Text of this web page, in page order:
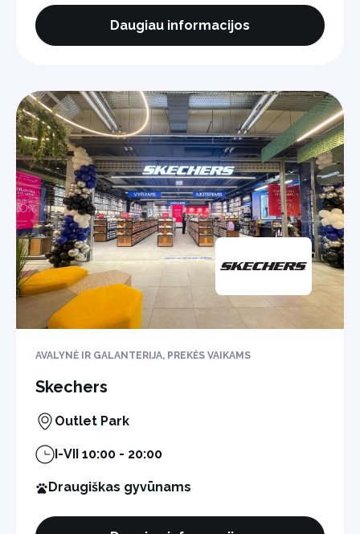
Daugiau informacijos
AVALYNĖ IR GALANTERIJA, PREKĖS VAIKAMS
Skechers
Outlet Park
I-VII 10:00 - 20:00
Draugiškas gyvūnams